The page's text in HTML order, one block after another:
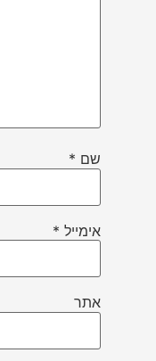
שם *
אימייל *
אתר